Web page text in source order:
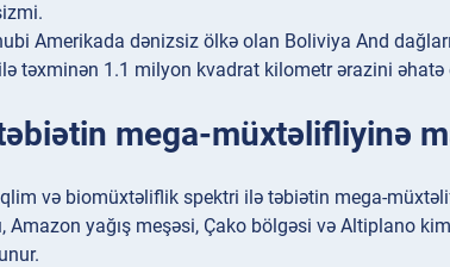
Amerikada dənizsiz ölkə olan Boliviya And
təxminən 1.1 milyon kvadrat kilometr ərazini əhatə
mega-müxtəlifliyinə
və biomüxtəliflik spektri ilə təbiətin mega-
Amazon yağış meşəsi, Çako bölgəsi və Altiplano